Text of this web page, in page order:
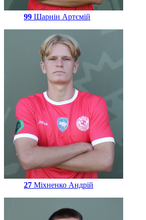
99 Шарнін Артємій
27 Міхненко Андрій